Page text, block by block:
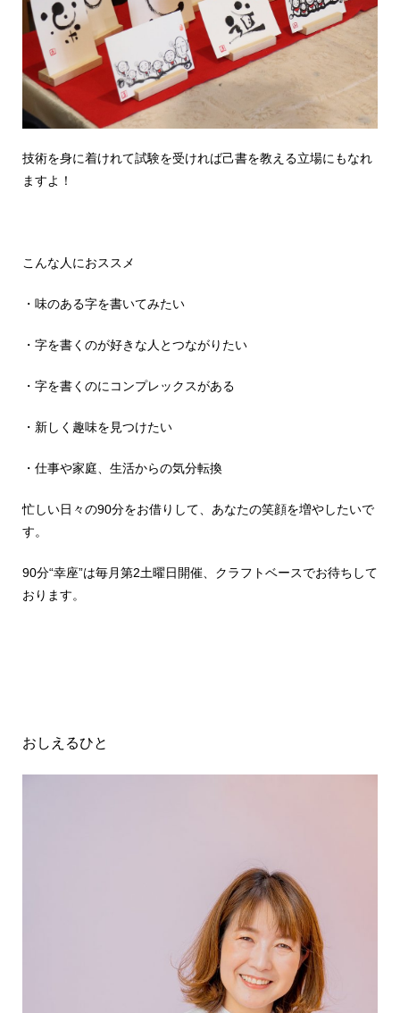
技術を身に着けれて試験を受ければ己書を教える立場にもなれ
ますよ！
こんな人におススメ
・味のある字を書いてみたい
・字を書くのが好きな人とつながりたい
・字を書くのにコンプレックスがある
・新しく趣味を見つけたい
・仕事や家庭、生活からの気分転換
忙しい日々の90分をお借りして、あなたの笑顔を増やしたいで
す。
90分“幸座”は毎月第2土曜日開催、クラフトベースでお待ちして
おります。
おしえるひと